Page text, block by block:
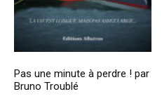
Pas une minute à perdre ! par
Bruno Troublé